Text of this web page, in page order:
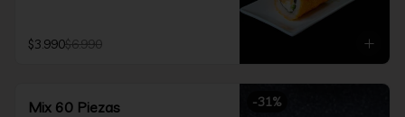
$3.990$6.990
-31%
Mix 60 Piezas